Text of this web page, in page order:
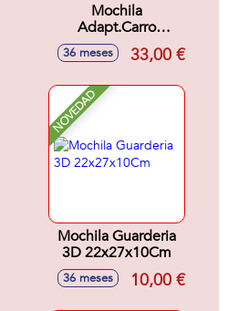
Mochila
Adapt.Carro
33x42x14Cm
36 meses 33,00 €
NOVEDAD
Mochila Guarderia
3D 22x27x10Cm
36 meses 10,00 €